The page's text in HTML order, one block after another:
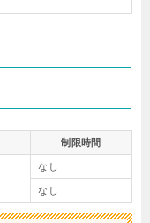
制限時間
なし
なし